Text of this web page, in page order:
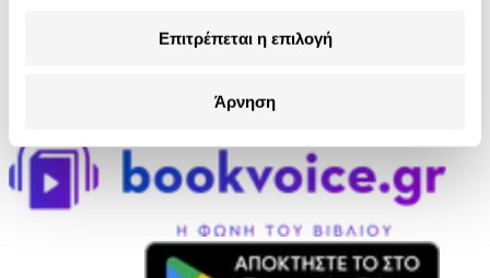
Επιτρέπεται η επιλογή
Άρνηση
Η Πιπίτσα Κάνει Αναδάσωση